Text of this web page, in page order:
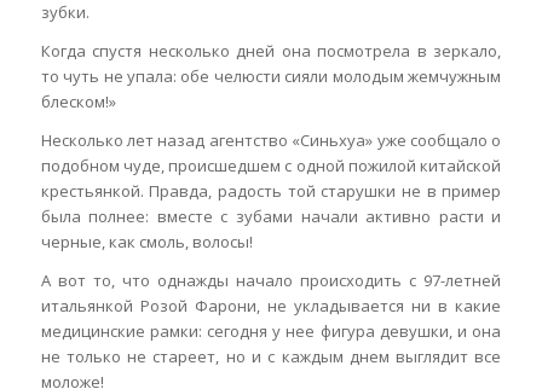
зубки.
Когда спустя несколько дней она посмотрела в зеркало,
то чуть не упала: обе челюсти сияли молодым жемчужным
блеском!»
Несколько лет назад агентство «Синьхуа» уже сообщало о
подобном чуде, происшедшем с одной пожилой китайской
крестьянкой. Правда, радость той старушки не в пример
была полнее: вместе с зубами начали активно расти и
черные, как смоль, волосы!
А вот то, что однажды начало происходить с 97-летней
итальянкой Розой Фарони, не укладывается ни в какие
медицинские рамки: сегодня у нее фигура девушки, и она
не только не стареет, но и с каждым днем выглядит все
моложе!